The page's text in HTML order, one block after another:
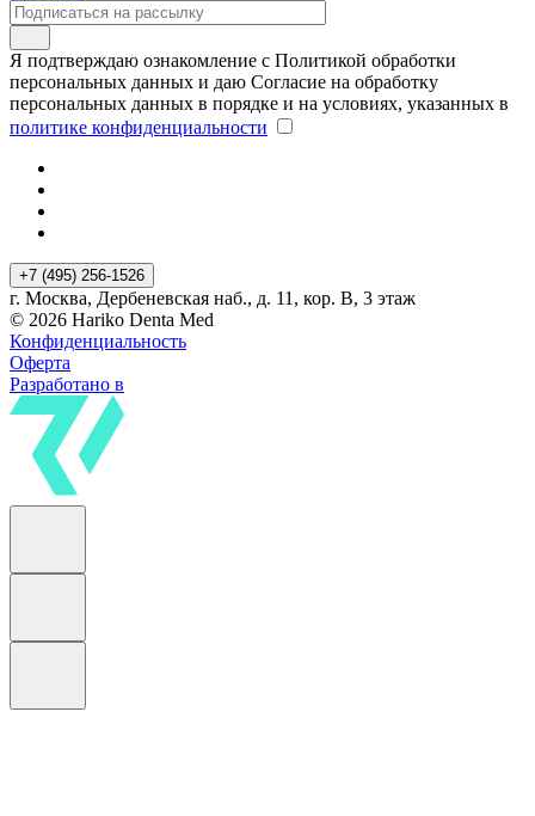
Я подтверждаю ознакомление с Политикой обработки
персональных данных и даю Согласие на обработку
персональных данных в порядке и на условиях, указанных в
политике конфиденциальности
+7 (495) 256-1526
г. Москва, Дербеневская наб., д. 11, кор. В, 3 этаж
© 2026 Hariko Denta Med
Конфиденциальность
Оферта
Разработано в